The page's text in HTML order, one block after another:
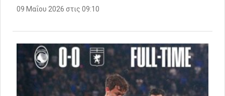
09 Μαΐου 2026 στις 09:10